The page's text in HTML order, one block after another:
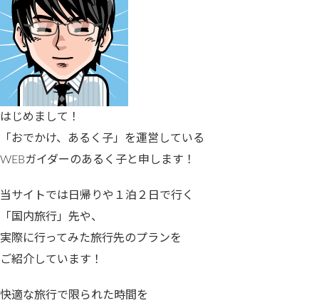
はじめまして！
「おでかけ、あるく子」を運営している
WEBガイダーのあるく子と申します！
当サイトでは日帰りや１泊２日で行く
「国内旅行」先や、
実際に行ってみた旅行先のプランを
ご紹介しています！
快適な旅行で限られた時間を